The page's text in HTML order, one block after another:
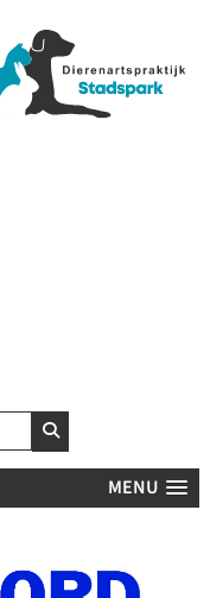
ZOEKEN
MENU